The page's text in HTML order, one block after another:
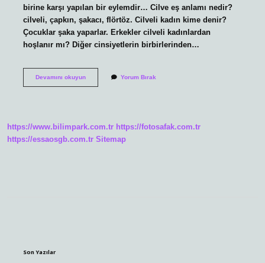
birine karşı yapılan bir eylemdir… Cilve eş anlamı nedir?
cilveli, çapkın, şakacı, flörtöz. Cilveli kadın kime denir?
Çocuklar şaka yaparlar. Erkekler cilveli kadınlardan
hoşlanır mı? Diğer cinsiyetlerin birbirlerinden…
Devamını okuyunCilve
Yorum Bırak
https://www.bilimpark.com.tr https://fotosafak.com.tr
https://essaosgb.com.tr Sitemap
Son Yazılar